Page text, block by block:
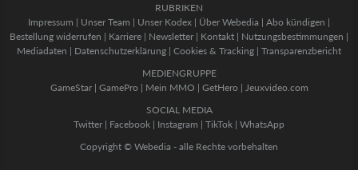
RUBRIKEN
Impressum | Unser Team | Unser Kodex | Über Webedia | Abo kündigen |
Bestellung widerrufen | Karriere | Newsletter | Kontakt | Nutzungsbestimmungen |
Mediadaten | Datenschutzerklärung | Cookies & Tracking | Transparenzbericht
MEDIENGRUPPE
GameStar| GamePro | Mein MMO | GetHero | Jeuxvideo.com
SOCIAL MEDIA
Twitter | Facebook | Instagram | TikTok | WhatsApp
Copyright © Webedia - alle Rechte vorbehalten